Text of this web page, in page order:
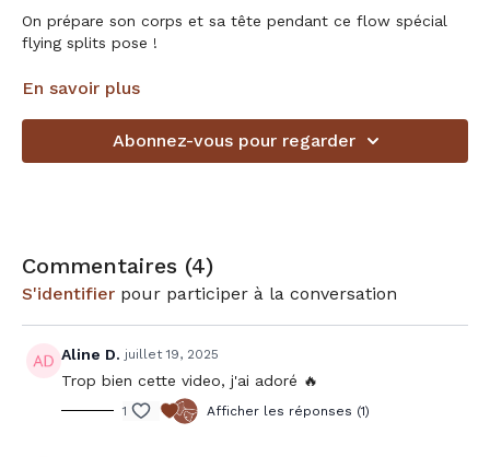
On prépare son corps et sa tête pendant ce flow spécial
flying splits pose !
Accessoires: blocs
https://open.spotify.com/user/313egxgdlubwtwciiqgfxwg6gxxi?
En savoir plus
Abonnez-vous pour regarder
Commentaires (4)
S'identifier pour participer à la conversation
Aline D. juillet 19, 2025
Trop bien cette video, j'ai adoré 🔥
1 Afficher les réponses (1)